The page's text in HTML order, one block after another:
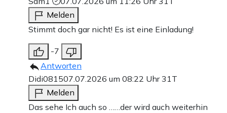
Melden
Stimmt doch gar nicht! Es ist eine Einladung!
-7
Antworten
Didi081507.07.2026 um 08:22 Uhr31T
Melden
Das sehe Ich auch so ……der wird auch weiterhin